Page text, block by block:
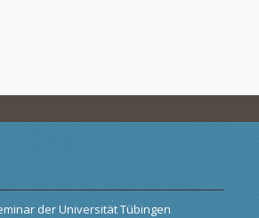
der Universität Tübingen